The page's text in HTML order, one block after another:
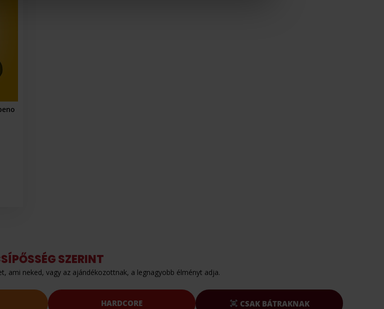
SZERINT
ami neked, vagy az ajándékozottnak, a legnagyobb élményt adja.
HARDCORE CSAK BÁTRAKNAK